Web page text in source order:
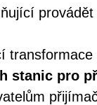
transformace
stanic pro